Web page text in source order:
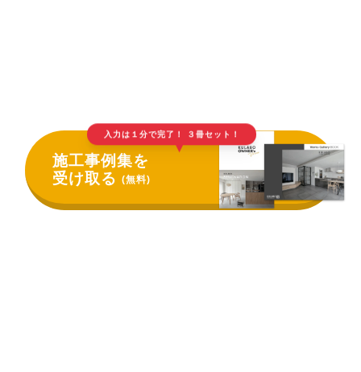
入力は１分で完了！ ３冊セット！
▲
施工事例集を
受け取る(無料)